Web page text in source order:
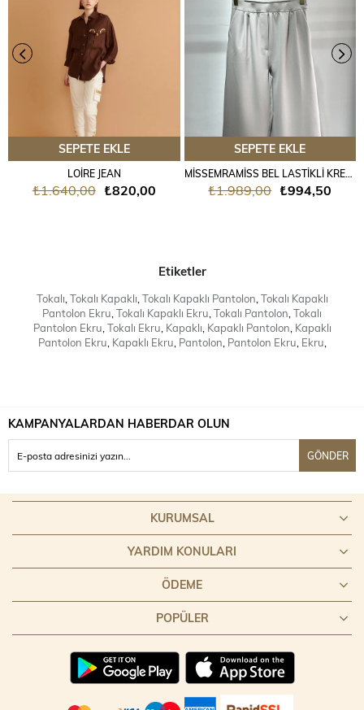
SEPETE EKLE
LOİRE JEAN
₺820,00
₺1.640,00
SEPETE EKLE
MİSSEMRAMİSS BEL LASTİKLİ KREP PANTALON GRİ
₺994,50
₺1.989,00
Etiketler
Tokalı Tokalı Kapaklı Tokalı Kapaklı Pantolon Tokalı Kapaklı
Pantolon Ekru Tokalı Kapaklı Ekru Tokalı Pantolon Tokalı
Pantolon Ekru Tokalı Ekru Kapaklı Kapaklı Pantolon Kapaklı
Pantolon Ekru Kapaklı Ekru Pantolon Pantolon Ekru Ekru
KAMPANYALARDAN HABERDAR OLUN
GÖNDER
KURUMSAL
YARDIM KONULARI
ÖDEME
POPÜLER